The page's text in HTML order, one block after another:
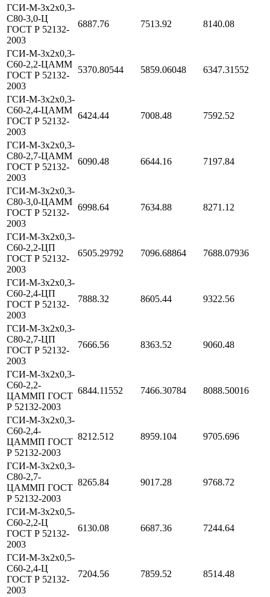
ГСИ-М-3х2х0,3-
С80-3,0-Ц
ГОСТ Р 52132-
2003
6887.76 7513.92 8140.08
ГСИ-М-3х2х0,3-
С60-2,2-ЦАММ
ГОСТ Р 52132-
2003
5370.80544 5859.06048 6347.31552
ГСИ-М-3х2х0,3-
С60-2,4-ЦАММ
ГОСТ Р 52132-
2003
6424.44 7008.48 7592.52
ГСИ-М-3х2х0,3-
С80-2,7-ЦАММ
ГОСТ Р 52132-
2003
6090.48 6644.16 7197.84
ГСИ-М-3х2х0,3-
С80-3,0-ЦАММ
ГОСТ Р 52132-
2003
6998.64 7634.88 8271.12
ГСИ-М-3х2х0,3-
С60-2,2-ЦП
ГОСТ Р 52132-
2003
6505.29792 7096.68864 7688.07936
ГСИ-М-3х2х0,3-
С60-2,4-ЦП
ГОСТ Р 52132-
2003
7888.32 8605.44 9322.56
ГСИ-М-3х2х0,3-
С80-2,7-ЦП
ГОСТ Р 52132-
2003
7666.56 8363.52 9060.48
ГСИ-М-3х2х0,3-
С60-2,2-
ЦАММП ГОСТ
Р 52132-2003
6844.11552 7466.30784 8088.50016
ГСИ-М-3х2х0,3-
С60-2,4-
ЦАММП ГОСТ
Р 52132-2003
8212.512 8959.104 9705.696
ГСИ-М-3х2х0,3-
С80-2,7-
ЦАММП ГОСТ
Р 52132-2003
8265.84 9017.28 9768.72
ГСИ-М-3х2х0,5-
С60-2,2-Ц
ГОСТ Р 52132-
2003
6130.08 6687.36 7244.64
ГСИ-М-3х2х0,5-
С60-2,4-Ц
ГОСТ Р 52132-
2003
7204.56 7859.52 8514.48